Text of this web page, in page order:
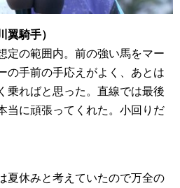
騎手）
定の範囲内。前の強い馬をマー
の手前の手応えがよく、あとは
乗ればと思った。直線では最後
当に頑張ってくれた。小回りだ
夏休みと考えていたので万全の